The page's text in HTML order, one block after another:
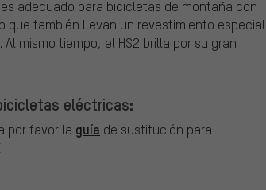
adecuado para bicicletas de montaña con
que también llevan un revestimiento especial
mismo tiempo, el HS2 brilla por su gran
eléctricas:
por favor la guía de sustitución para